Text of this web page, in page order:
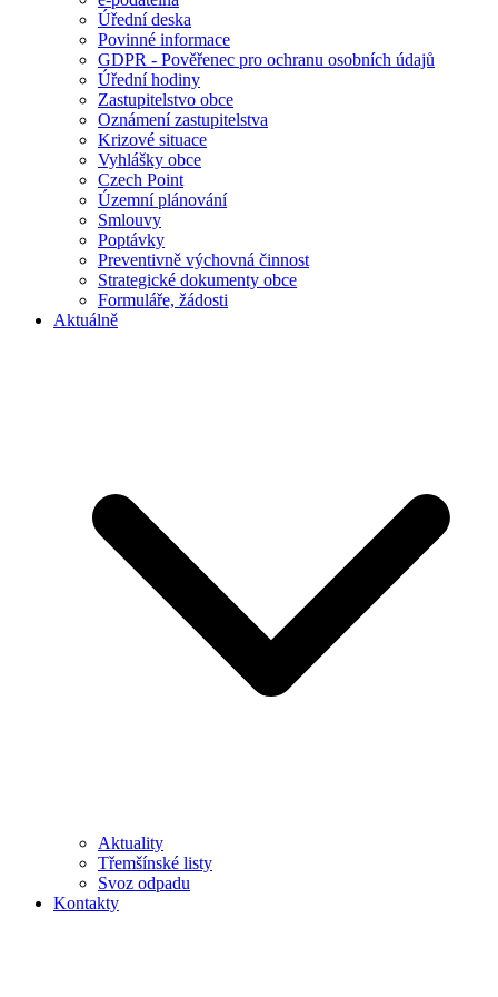
Úřední deska
Povinné informace
GDPR - Pověřenec pro ochranu osobních údajů
Úřední hodiny
Zastupitelstvo obce
Oznámení zastupitelstva
Krizové situace
Vyhlášky obce
Czech Point
Územní plánování
Smlouvy
Poptávky
Preventivně výchovná činnost
Strategické dokumenty obce
Formuláře, žádosti
Aktuálně
Aktuality
Třemšínské listy
Svoz odpadu
Kontakty